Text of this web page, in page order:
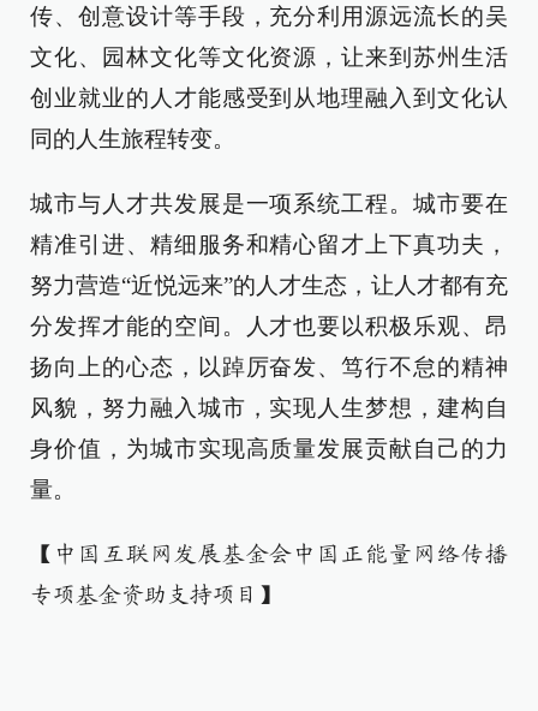
传、创意设计等手段，充分利用源远流长的吴
文化、园林文化等文化资源，让来到苏州生活
创业就业的人才能感受到从地理融入到文化认
同的人生旅程转变。
城市与人才共发展是一项系统工程。城市要在
精准引进、精细服务和精心留才上下真功夫，
努力营造“近悦远来”的人才生态，让人才都有充
分发挥才能的空间。人才也要以积极乐观、昂
扬向上的心态，以踔厉奋发、笃行不怠的精神
风貌，努力融入城市，实现人生梦想，建构自
身价值，为城市实现高质量发展贡献自己的力
量。
【中国互联网发展基金会中国正能量网络传播
专项基金资助支持项目】